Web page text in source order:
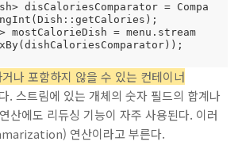
disCaloriesComparator = Compa
mostCalorieDish = menu.stream
나 포함하지 않을 수 있는 컨테이너
. 스트림에 있는 개체의 숫자 필드의 합계나
산에도 리듀싱 기능이 자주 사용된다. 이러
연산이라고 부른다.